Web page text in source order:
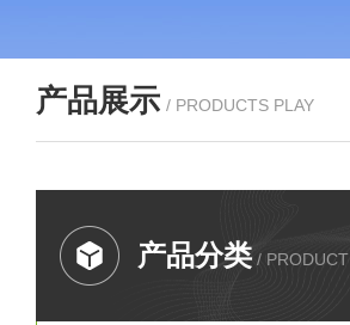
产品展示 / PRODUCTS PLAY
产品分类 / PRODUCT